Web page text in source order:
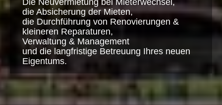
die Absicherung der Mieten,
die Durchführung von Renovierungen &
kleineren Reparaturen,
Verwaltung & Management
und die langfristige Betreuung Ihres neuen
Eigentums.